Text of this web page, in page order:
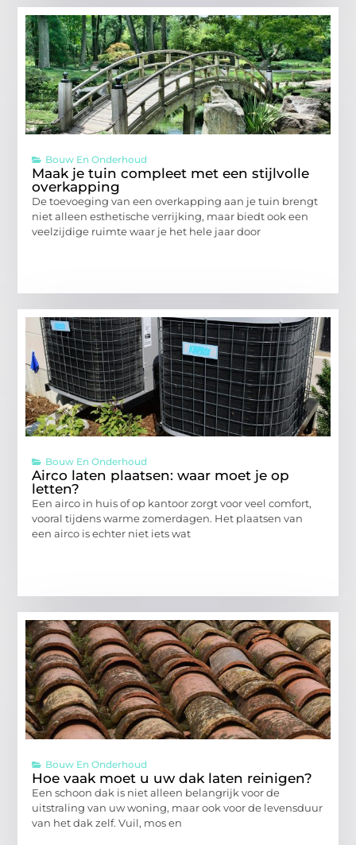
Bouw En Onderhoud
Maak je tuin compleet met een stijlvolle
overkapping
De toevoeging van een overkapping aan je tuin brengt
niet alleen esthetische verrijking, maar biedt ook een
veelzijdige ruimte waar je het hele jaar door
Bouw En Onderhoud
Airco laten plaatsen: waar moet je op
letten?
Een airco in huis of op kantoor zorgt voor veel comfort,
vooral tijdens warme zomerdagen. Het plaatsen van
een airco is echter niet iets wat
Bouw En Onderhoud
Hoe vaak moet u uw dak laten reinigen?
Een schoon dak is niet alleen belangrijk voor de
uitstraling van uw woning, maar ook voor de levensduur
van het dak zelf. Vuil, mos en